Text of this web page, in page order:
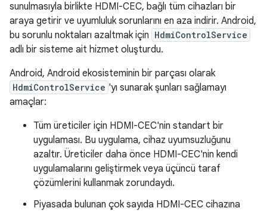
sunulmasıyla birlikte HDMI-CEC, bağlı tüm cihazları bir
araya getirir ve uyumluluk sorunlarını en aza indirir. Android,
bu sorunlu noktaları azaltmak için HdmiControlService
adlı bir sisteme ait hizmet oluşturdu.
Android, Android ekosisteminin bir parçası olarak
HdmiControlService 'yı sunarak şunları sağlamayı
amaçlar:
Tüm üreticiler için HDMI-CEC'nin standart bir
uygulaması. Bu uygulama, cihaz uyumsuzluğunu
azaltır. Üreticiler daha önce HDMI-CEC'nin kendi
uygulamalarını geliştirmek veya üçüncü taraf
çözümlerini kullanmak zorundaydı.
Piyasada bulunan çok sayıda HDMI-CEC cihazına